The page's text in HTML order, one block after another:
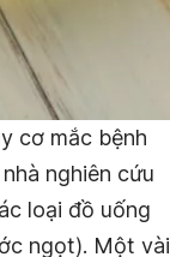
cơ mắc bệnh
nghiên cứu
loại đồ uống
ngọt). Một vài